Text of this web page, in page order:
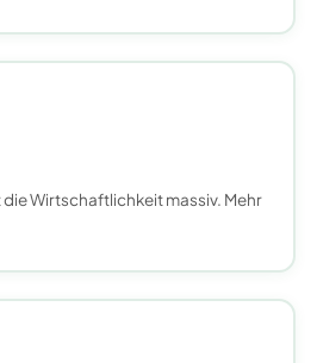
Wirtschaftlichkeit massiv. Mehr